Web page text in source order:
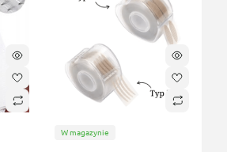
W magazynie